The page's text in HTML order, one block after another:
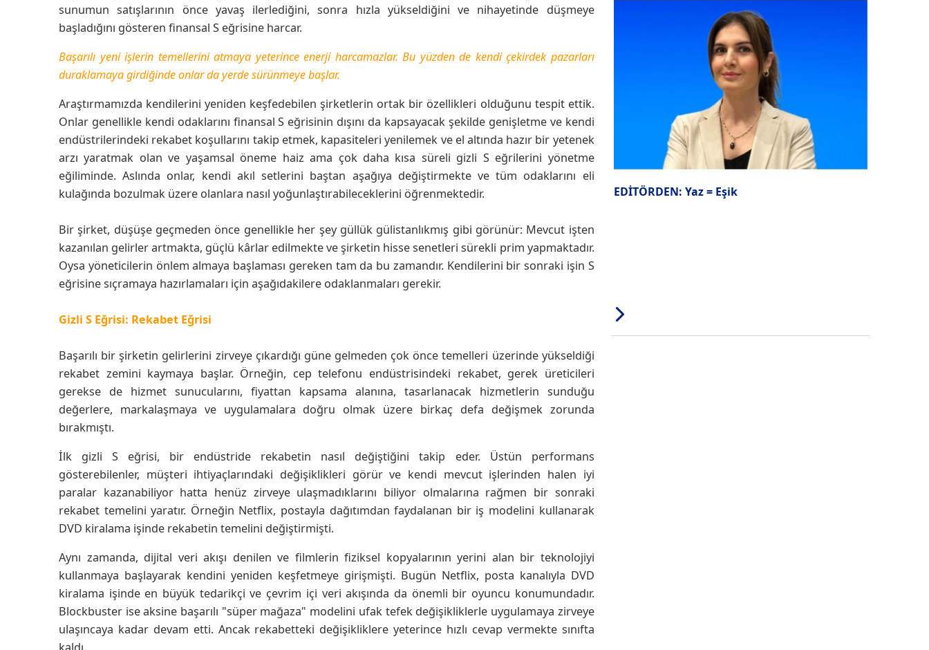
sunumun satışlarının önce yavaş ilerlediğini, sonra hızla yükseldiğini ve nihayetinde düşmeye
başladığını gösteren finansal S eğrisine harcar.
Başarılı yeni işlerin temellerini atmaya yeterince enerji harcamazlar. Bu yüzden de kendi çekirdek pazarları
duraklamaya girdiğinde onlar da yerde sürünmeye başlar.
Araştırmamızda kendilerini yeniden keşfedebilen şirketlerin ortak bir özellikleri olduğunu tespit ettik.
Onlar genellikle kendi odaklarını finansal S eğrisinin dışını da kapsayacak şekilde genişletme ve kendi
endüstrilerindeki rekabet koşullarını takip etmek, kapasiteleri yenilemek ve el altında hazır bir yetenek
arzı yaratmak olan ve yaşamsal öneme haiz ama çok daha kısa süreli gizli S eğrilerini yönetme
eğiliminde. Aslında onlar, kendi akıl setlerini baştan aşağıya değiştirmekte ve tüm odaklarını eli
kulağında bozulmak üzere olanlara nasıl yoğunlaştırabileceklerini öğrenmektedir.
Bir şirket, düşüşe geçmeden önce genellikle her şey güllük gülistanlıkmış gibi görünür: Mevcut işten
kazanılan gelirler artmakta, güçlü kârlar edilmekte ve şirketin hisse senetleri sürekli prim yapmaktadır.
Oysa yöneticilerin önlem almaya başlaması gereken tam da bu zamandır. Kendilerini bir sonraki işin S
eğrisine sıçramaya hazırlamaları için aşağıdakilere odaklanmaları gerekir.
Gizli S Eğrisi: Rekabet Eğrisi
Başarılı bir şirketin gelirlerini zirveye çıkardığı güne gelmeden çok önce temelleri üzerinde yükseldiği
rekabet zemini kaymaya başlar. Örneğin, cep telefonu endüstrisindeki rekabet, gerek üreticileri
gerekse de hizmet sunucularını, fiyattan kapsama alanına, tasarlanacak hizmetlerin sunduğu
değerlere, markalaşmaya ve uygulamalara doğru olmak üzere birkaç defa değişmek zorunda
bırakmıştı.
İlk gizli S eğrisi, bir endüstride rekabetin nasıl değiştiğini takip eder. Üstün performans
gösterebilenler, müşteri ihtiyaçlarındaki değişiklikleri görür ve kendi mevcut işlerinden halen iyi
paralar kazanabiliyor hatta henüz zirveye ulaşmadıklarını biliyor olmalarına rağmen bir sonraki
rekabet temelini yaratır. Örneğin Netflix, postayla dağıtımdan faydalanan bir iş modelini kullanarak
DVD kiralama işinde rekabetin temelini değiştirmişti.
Aynı zamanda, dijital veri akışı denilen ve filmlerin fiziksel kopyalarının yerini alan bir teknolojiyi
kullanmaya başlayarak kendini yeniden keşfetmeye girişmişti. Bugün Netflix, posta kanalıyla DVD
kiralama işinde en büyük tedarikçi ve çevrim içi veri akışında da önemli bir oyuncu konumundadır.
Blockbuster ise aksine başarılı "süper mağaza" modelini ufak tefek değişikliklerle uygulamaya zirveye
ulaşıncaya kadar devam etti. Ancak rekabetteki değişikliklere yeterince hızlı cevap vermekte sınıfta
EDİTÖRDEN: Yaz = Eşik